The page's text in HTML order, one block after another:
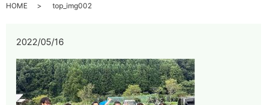
HOME top_img002
2022/05/16